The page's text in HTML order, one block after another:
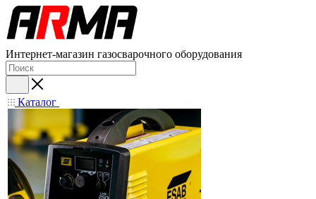
Интернет-магазин газосварочного оборудования
Каталог